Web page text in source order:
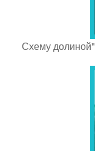
Схему